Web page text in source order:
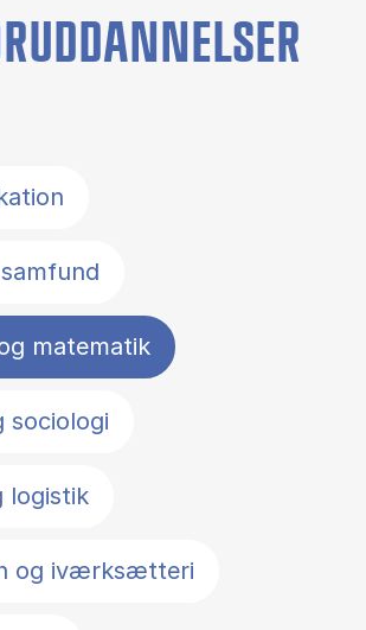
matematik
sociologi
logistik
og iværksætteri